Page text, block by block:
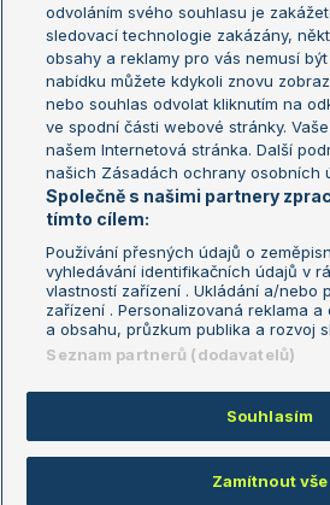
Turnaj
Turnaj
Aktualní trendy
Fotbalové přestupy
Livesport Daily
LS Prague Open
Podmínky užití
GDPR a žurnalistika
Reklama
Kontakt
Informace
údajů
Copyright © 2008-2026 TenisPortal.cz.
odvoláním svého souhlasu je
sledovací technologie zakázány,
obsahy a reklamy pro vás nemusí
nabídku můžete kdykoli znovu
nebo souhlas odvolat kliknutím na
ve spodní části webové stránky.
našem Internetová stránka. Další
našich Zásadách ochrany osobních
Společně s našimi partnery
tímto cílem:
Používání přesných údajů o
vyhledávání identifikačních údajů v
vlastností zařízení . Ukládání a/nebo
zařízení . Personalizovaná reklama a
a obsahu, průzkum publika a rozvoj
Seznam partnerů (dodavatelů)
Souhlasím
Zamítnout vše